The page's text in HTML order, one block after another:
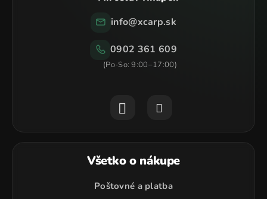
p
i
s
u
info@xcarp.sk
0902 361 609
Všetko o nákupe
Poštovné a platba